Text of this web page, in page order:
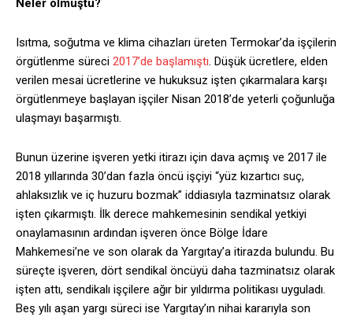
Neler olmuştu?
Isıtma, soğutma ve klima cihazları üreten Termokar’da işçilerin
örgütlenme süreci 2017’de başlamıştı. Düşük ücretlere, elden
verilen mesai ücretlerine ve hukuksuz işten çıkarmalara karşı
örgütlenmeye başlayan işçiler Nisan 2018’de yeterli çoğunluğa
ulaşmayı başarmıştı.
Bunun üzerine işveren yetki itirazı için dava açmış ve 2017 ile
2018 yıllarında 30’dan fazla öncü işçiyi “yüz kızartıcı suç,
ahlaksızlık ve iç huzuru bozmak” iddiasıyla tazminatsız olarak
işten çıkarmıştı. İlk derece mahkemesinin sendikal yetkiyi
onaylamasının ardından işveren önce Bölge İdare
Mahkemesi’ne ve son olarak da Yargıtay’a itirazda bulundu. Bu
süreçte işveren, dört sendikal öncüyü daha tazminatsız olarak
işten attı, sendikalı işçilere ağır bir yıldırma politikası uyguladı.
Beş yılı aşan yargı süreci ise Yargıtay’ın nihai kararıyla son